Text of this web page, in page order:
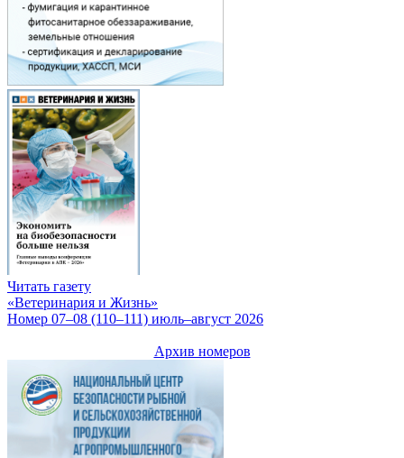
Читать газету
«Ветеринария и Жизнь»
Номер 07–08 (110–111) июль–август 2026
Архив номеров